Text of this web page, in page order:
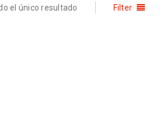
Filter
el único resultado